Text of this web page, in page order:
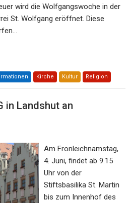
wird die Wolfgangswoche in der
St. Wolfgang eröffnet. Diese
Kirche Kultur Religion
in Landshut an
Am Fronleichnamstag,
4. Juni, findet ab 9.15
Uhr von der
Stiftsbasilika St. Martin
bis zum Innenhof des